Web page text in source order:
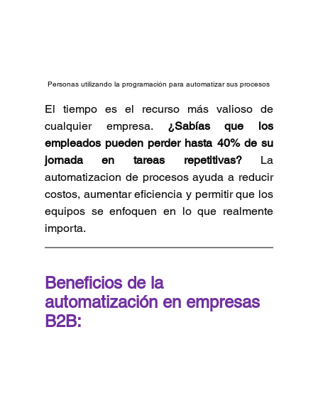
Personas utilizando la programación para automatizar sus procesos
El tiempo es el recurso más valioso de
cualquier empresa. ¿Sabías que los
empleados pueden perder hasta 40% de su
jornada en tareas repetitivas? La
automatizacion de procesos ayuda a reducir
costos, aumentar eficiencia y permitir que los
equipos se enfoquen en lo que realmente
importa.
Beneficios de la
automatización en empresas
B2B: